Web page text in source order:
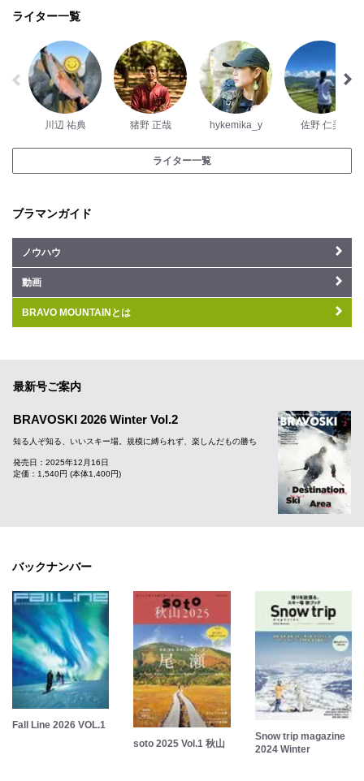
ライター一覧
川辺 祐典 猪野 正哉 hykemika_y 佐野 仁美
ライター一覧
ブラマンガイド
ノウハウ
動画
BRAVO MOUNTAINとは
最新号ご案内
BRAVOSKI 2026 Winter Vol.2
知る人ぞ知る、いいスキー場。規模に縛られず、楽しんだもの勝ち
発売日：2025年12月16日
定価：1,540円 (本体1,400円)
バックナンバー
Fall Line 2026 VOL.1
soto 2025 Vol.1 秋山
Snow trip magazine
2024 Winter